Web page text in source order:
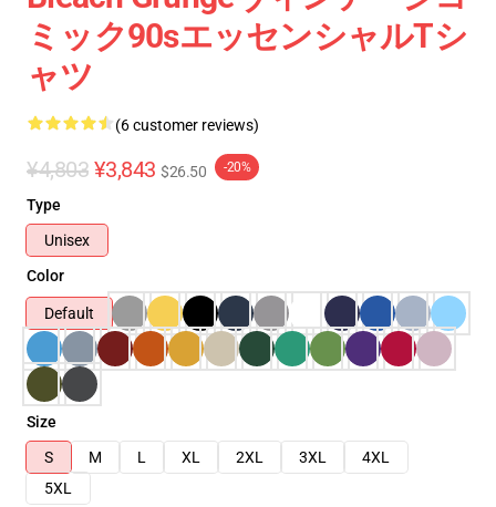
ミック90sエッセンシャルTシ
ャツ
(6 customer reviews)
¥4,803 ¥3,843 $26.50 -20%
Type
Unisex
Color
Default
Size
S
M L XL 2XL 3XL
4XL
5XL